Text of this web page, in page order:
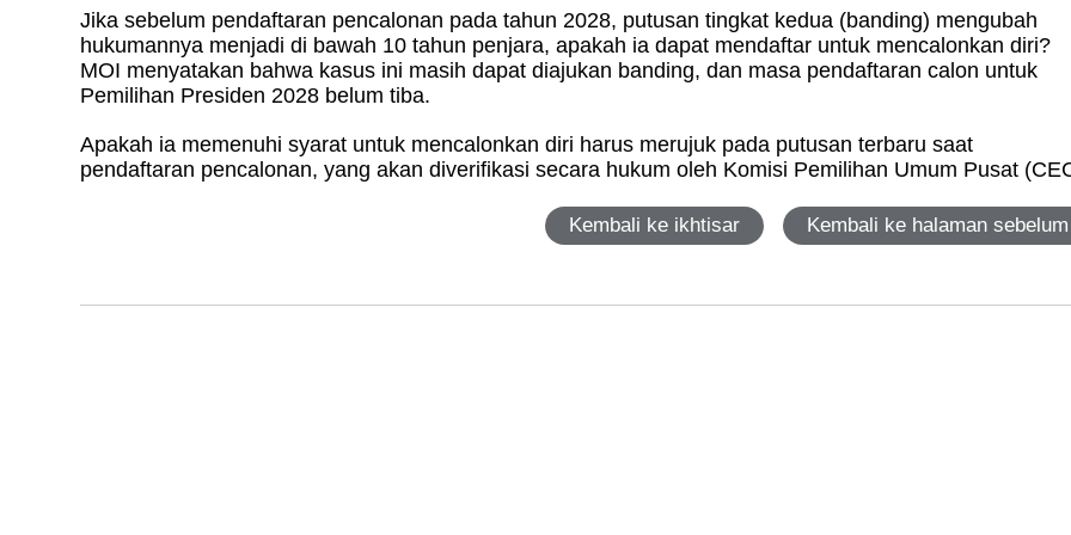
Jika sebelum pendaftaran pencalonan pada tahun 2028, putusan tingkat kedua (banding) mengubah
hukumannya menjadi di bawah 10 tahun penjara, apakah ia dapat mendaftar untuk mencalonkan diri?
MOI menyatakan bahwa kasus ini masih dapat diajukan banding, dan masa pendaftaran calon untuk
Pemilihan Presiden 2028 belum tiba.
Apakah ia memenuhi syarat untuk mencalonkan diri harus merujuk pada putusan terbaru saat
pendaftaran pencalonan, yang akan diverifikasi secara hukum oleh Komisi Pemilihan Umum Pusat
Kembali ke ikhtisar Kembali ke halaman sebelum